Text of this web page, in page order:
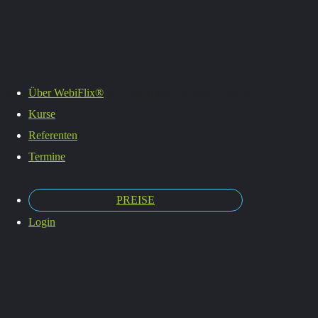
Es befinden sich keine Produkte im Warenkorb.
Über WebiFlix®
Kurse
Referenten
Termine
PREISE
Login
Termine